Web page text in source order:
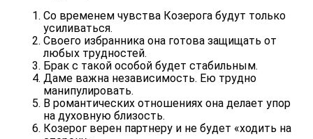
Со временем чувства Козерога будут только
усиливаться.
Своего избранника она готова защищать от
любых трудностей.
Брак с такой особой будет стабильным.
Даме важна независимость. Ею трудно
манипулировать.
В романтических отношениях она делает упор
на духовную близость.
Козерог верен партнеру и не будет «ходить на